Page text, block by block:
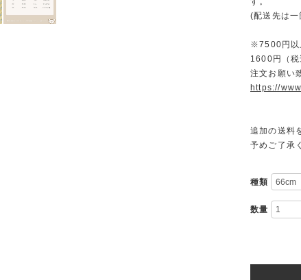
(配送先は
※7500円以
1600円（税
注文お願い
https://
追加の送料
予めご了承
種類
数量